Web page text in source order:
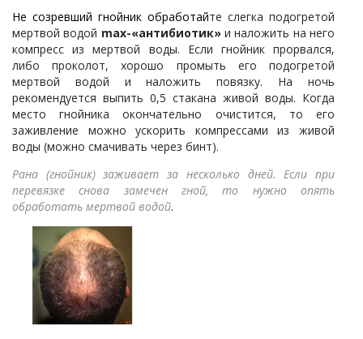
Не созревший гнойник обработайте слегка подогретой
мертвой водой max-«антибиотик»и наложить на него
компресс из мертвой воды. Если гнойник прорвался,
либо проколот, хорошо промыть его подогретой
мертвой водой и наложить повязку. На ночь
рекомендуется выпить 0,5 стакана живой воды. Когда
место гнойника окончательно очистится, то его
заживление можно ускорить компрессами из живой
воды (можно смачивать через бинт).
Рана (гнойник) заживает за несколько дней. Если при
перевязке снова замечен гной, то нужно опять
обработать мертвой водой.